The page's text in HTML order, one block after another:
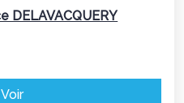
DELAVACQUERY
Voir